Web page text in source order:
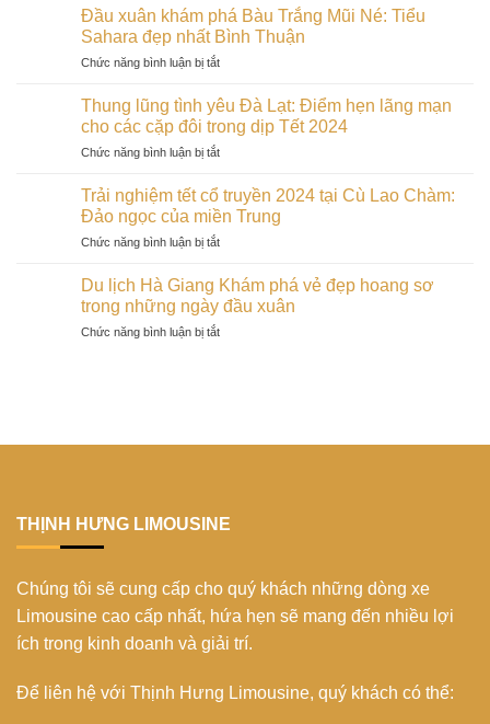
phá
văn
hóa,
lịch
dân
tộc
vị
Bảo
tàng
Tum
đầu
xuân
Đầu xuân khám phá Bàu Trắng Mũi Né: Tiểu
Sahara đẹp nhất Bình Thuận
Chức năng bình luận bị tắtở
xuân
phá
Bàu
Mũi
Né:
Sahara
nhất
Bình
Thung lũng tình yêu Đà Lạt: Điểm hẹn lãng mạn
cho các cặp đôi trong dịp Tết 2024
Chức năng bình luận bị tắtở
lũng
tình
yêu
Đà
Điểm
hẹn
mạn
dịp
Trải nghiệm tết cổ truyền 2024 tại Cù Lao Chàm:
Đảo ngọc của miền Trung
Chức năng bình luận bị tắtở
nghiệm
tết
cổ
truyền
Đảo
Trung
Du lịch Hà Giang Khám phá vẻ đẹp hoang sơ
trong những ngày đầu xuân
Chức năng bình luận bị tắtở
phá
sơ
đầu
xuân
THỊNH HƯNG LIMOUSINE
Chúng tôi sẽ cung cấp cho quý khách những dòng xe
Limousine cao cấp nhất, hứa hẹn sẽ mang đến nhiều lợi
ích trong kinh doanh và giải trí.
Để liên hệ với Thịnh Hưng Limousine, quý khách có thể: